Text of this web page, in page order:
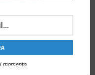
e il trasporto,
Il set include anche
eleganza.
momento.